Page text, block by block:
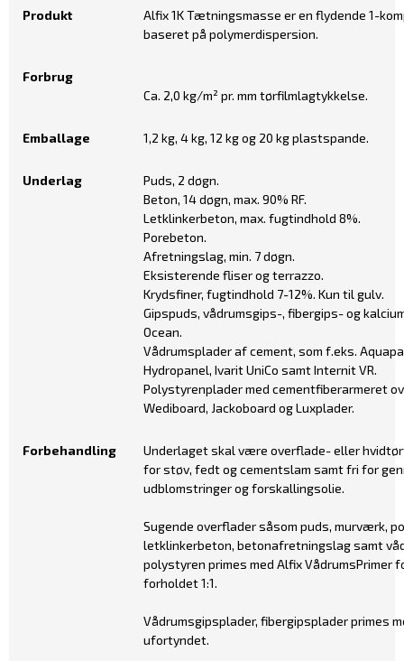
Produkt
Alfix 1K Tætningsmasse er en flydende 1-
baseret på polymerdispersion.
Forbrug
Ca. 2,0 kg/m² pr. mm tørfilmlagtykkelse.
Emballage 1,2 kg, 4 kg, 12 kg og 20 kg plastspande.
Underlag
Puds, 2 døgn.
Beton, 14 døgn, max. 90% RF.
Letklinkerbeton, max. fugtindhold 8%.
Porebeton.
Afretningslag, min. 7 døgn.
Eksisterende fliser og terrazzo.
Krydsfiner, fugtindhold 7-12%. Kun til gulv.
Gipspuds, vådrumsgips-, fibergips- og
Ocean.
Vådrumsplader af cement, som f.eks.
Hydropanel, Ivarit UniCo samt Internit VR.
Polystyrenplader med cementfiberarmeret
Wediboard, Jackoboard og Luxplader.
Forbehandling
Underlaget skal være overflade- eller
for støv, fedt og cementslam samt fri for
udblomstringer og forskallingsolie.
Sugende overflader såsom puds, murværk,
letklinkerbeton, betonafretningslag samt
polystyren primes med Alfix VådrumsPrimer
forholdet 1:1.
Vådrumsgipsplader, fibergipsplader primes
ufortyndet.